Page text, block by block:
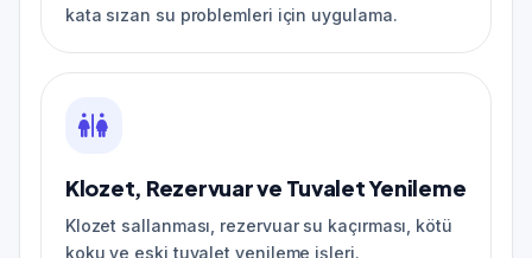
kata sızan su problemleri için uygulama.
Klozet, Rezervuar ve Tuvalet Yenileme
Klozet sallanması, rezervuar su kaçırması, kötü
koku ve eski tuvalet yenileme işleri.